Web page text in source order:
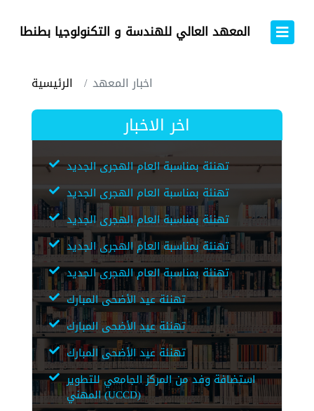
المعهد العالي للهندسة و التكنولوجيا بطنطا
الرئيسية اخبار المعهد
اخر الاخبار
تهنئة بمناسبة العام الهجرى الجديد
تهنئة بمناسبة العام الهجرى الجديد
تهنئة بمناسبة العام الهجرى الجديد
تهنئة بمناسبة العام الهجرى الجديد
تهنئة بمناسبة العام الهجرى الجديد
تهنئة عيد الأضحى المبارك
تهنئة عيد الأضحى المبارك
تهنئة عيد الأضحى المبارك
استضافة وفد من المركز الجامعي للتطوير
المهني (UCCD)